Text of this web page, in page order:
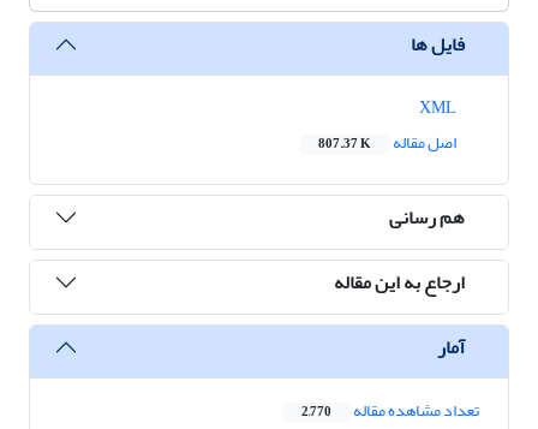
فایل ها
اصل مقاله
807.37 K
هم رسانی
ارجاع به این مقاله
آمار
تعداد مشاهده مقاله 2,770